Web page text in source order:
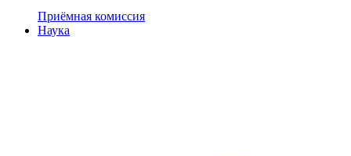
Приёмная комиссия
Наука